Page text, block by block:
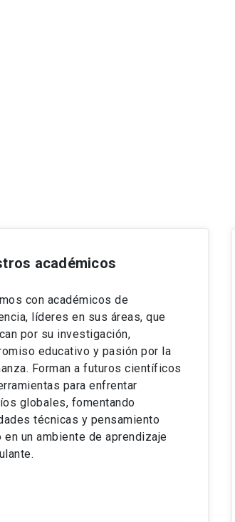
académicos
con académicos de
líderes en sus áreas, que
por su investigación,
educativo y pasión por la
Forman a futuros científicos
para enfrentar
globales, fomentando
técnicas y pensamiento
en un ambiente de aprendizaje